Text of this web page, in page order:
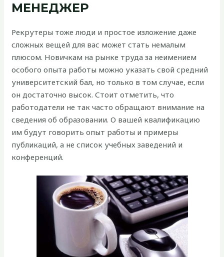
МЕНЕДЖЕР
Рекрутеры тоже люди и простое изложение даже
сложных вещей для вас может стать немалым
плюсом. Новичкам на рынке труда за неимением
особого опыта работы можно указать свой средний
университетский бал, но только в том случае, если
он достаточно высок. Стоит отметить, что
работодатели не так часто обращают внимание на
сведения об образовании. О вашей квалификацию
им будут говорить опыт работы и примеры
публикаций, а не список учебных заведений и
конференций.